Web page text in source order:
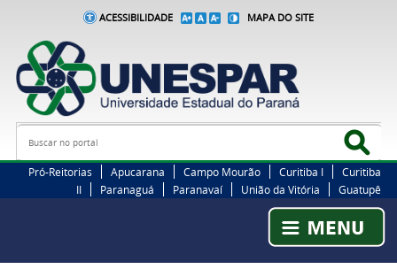
ACESSIBILIDADE MAPA DO SITE
Busca
Pró-Reitorias Apucarana Campo Mourão Curitiba I
Curitiba
II
Paranaguá Paranavaí União da Vitória Guatupê